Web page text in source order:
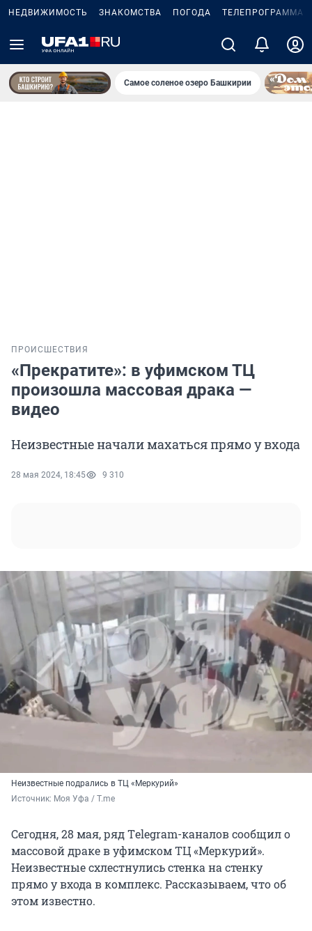
НЕДВИЖИМОСТЬ ЗНАКОМСТВА ПОГОДА ТЕЛЕПРОГРАММА
Самое соленое озеро Башкирии
ПРОИСШЕСТВИЯ
«Прекратите»: в уфимском ТЦ
произошла массовая драка —
видео
Неизвестные начали махаться прямо у входа
28 мая 2024, 18:45 9 310
Неизвестные подрались в ТЦ «Меркурий»
Источник: Моя Уфа / Т.me
Сегодня, 28 мая, ряд Тelegram-каналов сообщил о
массовой драке в уфимском ТЦ «Меркурий».
Неизвестные схлестнулись стенка на стенку
прямо у входа в комплекс. Рассказываем, что об
этом известно.